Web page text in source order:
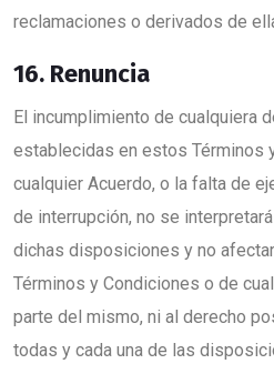
reclamaciones o derivados de
16. Renuncia
El incumplimiento de cualquiera
establecidas en estos Términos
cualquier Acuerdo, o la falta de
de interrupción, no se
dichas disposiciones y no
Términos y Condiciones o de
parte del mismo, ni al derecho
todas y cada una de las